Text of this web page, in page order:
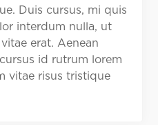
Duis cursus, mi quis
interdum nulla, ut
erat. Aenean
id rutrum lorem
vitae risus tristique